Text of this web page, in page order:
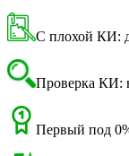
С плохой КИ:
Проверка КИ:
Первый под